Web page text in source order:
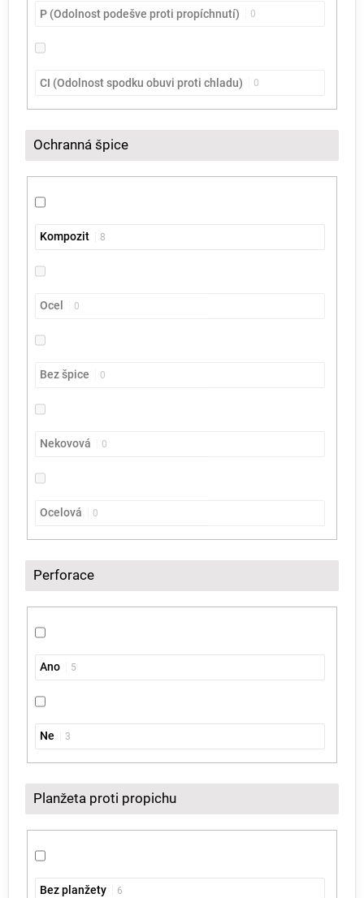
P (Odolnost podešve proti propíchnutí) 0
CI (Odolnost spodku obuvi proti chladu) 0
Ochranná špice
Kompozit 8
Ocel 0
Bez špice 0
Nekovová 0
Ocelová 0
Perforace
Ano 5
Ne 3
Planžeta proti propichu
Bez planžety 6